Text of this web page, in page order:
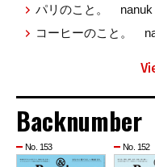
パリのこと。 nanuk
コーヒーのこと。
Backnumber
No. 153 No. 152